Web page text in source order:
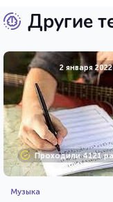
Другие
2 января 2022
Проходили 4121
Музыка